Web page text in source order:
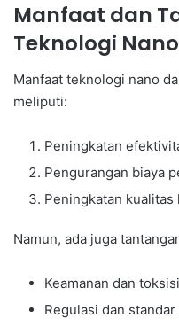
Manfaat dan
Teknologi Nano
Manfaat teknologi nano
meliputi:
Peningkatan
Pengurangan biaya
Peningkatan kualitas
Namun, ada juga
Keamanan dan
Regulasi dan